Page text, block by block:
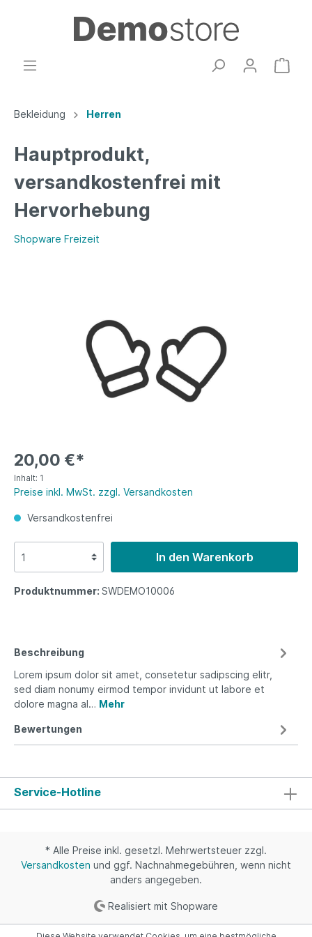
Bekleidung Herren
Hauptprodukt,
versandkostenfrei mit
Hervorhebung
Shopware Freizeit
20,00 €*
Inhalt: 1
Preise inkl. MwSt. zzgl. Versandkosten
Versandkostenfrei
In den Warenkorb
Produktnummer: SWDEMO10006
Beschreibung
Lorem ipsum dolor sit amet, consetetur sadipscing elitr,
sed diam nonumy eirmod tempor invidunt ut labore et
dolore magna al… Mehr
Bewertungen
Service-Hotline
* Alle Preise inkl. gesetzl. Mehrwertsteuer zzgl.
Versandkosten und ggf. Nachnahmegebühren, wenn nicht
anders angegeben.
Realisiert mit Shopware